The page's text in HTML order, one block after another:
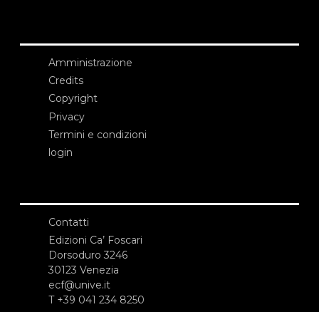
Amministrazione
Credits
Copyright
Privacy
Termini e condizioni
login
Contatti
Edizioni Ca’ Foscari
Dorsoduro 3246
30123 Venezia
ecf@unive.it
T +39 041 234 8250